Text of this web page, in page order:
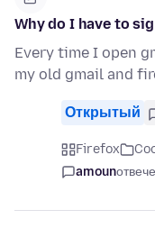
Why do I have to
Every time I open
my old gmail and
Открытый
Firefox
amoun